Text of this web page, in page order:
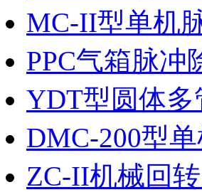
MC-II型单机
PPC气箱脉冲
YDT型圆体
DMC-200型
ZC-II机械回